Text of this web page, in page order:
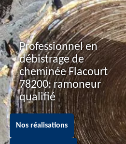
Professionnel en
débistrage de
cheminée Flacourt
78200: ramoneur
qualifié
Nos réalisations